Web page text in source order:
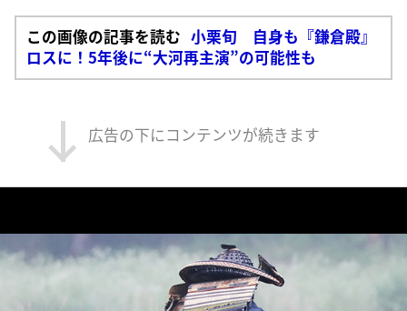
この画像の記事を読む 小栗旬 自身も『鎌倉殿』
ロスに！5年後に“大河再主演”の可能性も
広告の下にコンテンツが続きます